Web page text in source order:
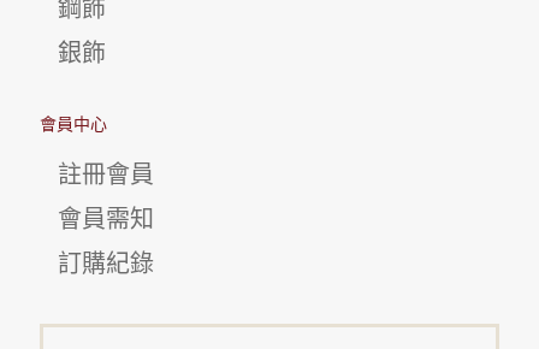
鋼飾
銀飾
會員中心
註冊會員
會員需知
訂購紀錄